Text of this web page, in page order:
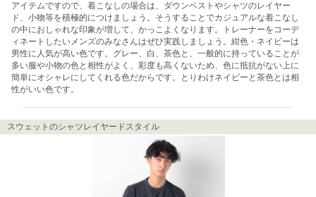
アイテムですので、着こなしの場合は、ダウンベストやシャツのレイヤー
ド、小物等を積極的につけましょう。そうすることでカジュアルな着こなし
の中におしゃれな印象が増して、かっこよくなります。トレーナーをコーデ
ィネートしたいメンズのみなさんはぜひ実践しましょう。紺色・ネイビーは
男性に人気が高い色です。グレー、白、茶色と、一般的に持っていることが
多い服や小物の色と相性がよく、彩度も高くないため、色に抵抗がない上に
簡単にオシャレにしてくれる色だからです。とりわけネイビーと茶色とは相
性がいい色です。
スウェットのシャツレイヤードスタイル